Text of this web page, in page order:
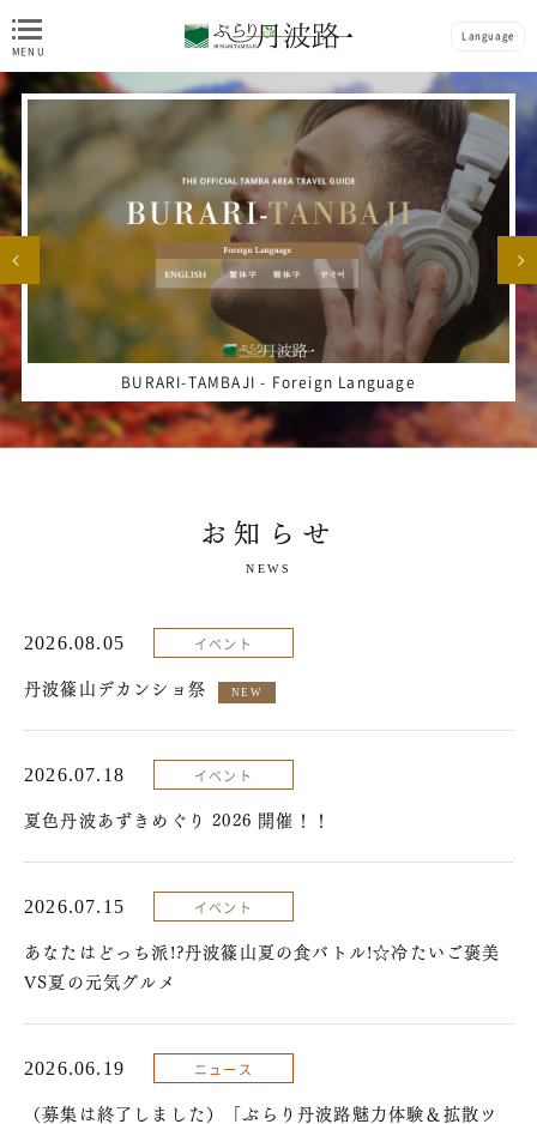
Language
BURARI-TAMBAJI - Foreign Language
NEWS
お知らせ
2026.08.05 イベント
丹波篠山デカンショ祭 NEW
2026.07.18 イベント
夏色丹波あずきめぐり 2026 開催！！
2026.07.15 イベント
あなたはどっち派!?丹波篠山夏の食バトル!☆冷たいご褒美
VS夏の元気グルメ
2026.06.19 ニュース
（募集は終了しました）「ぶらり丹波路魅力体験＆拡散ツ